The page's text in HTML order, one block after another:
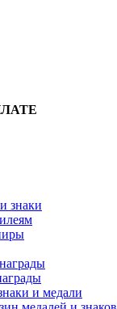
знаки
и медали